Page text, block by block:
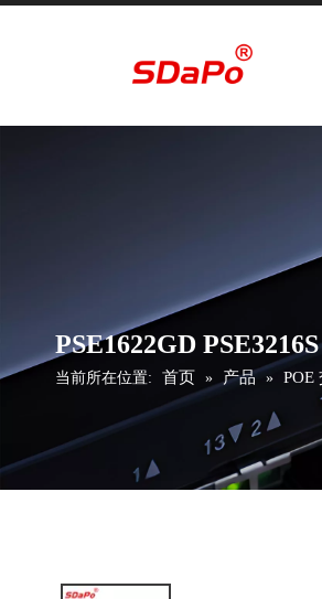
PSE1622GD
当前所在位置: 首页 » 产品 » POE